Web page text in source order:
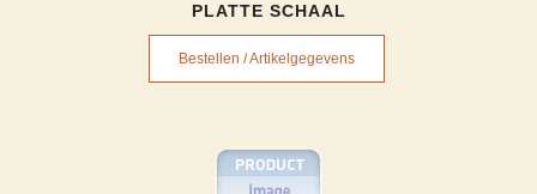
PLATTE SCHAAL
Bestellen / Artikelgegevens